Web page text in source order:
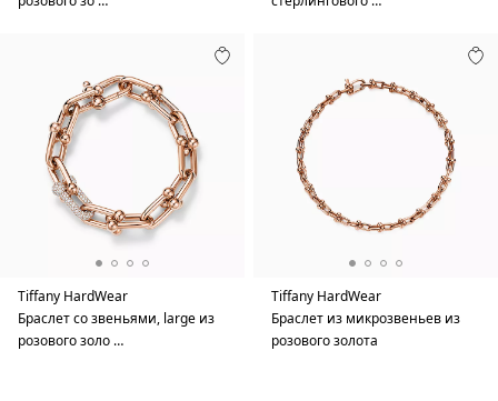
Tiffany HardWear
Браслет со звеньями, large из
розового золо …
Tiffany HardWear
Браслет из микрозвеньев из
розового золота